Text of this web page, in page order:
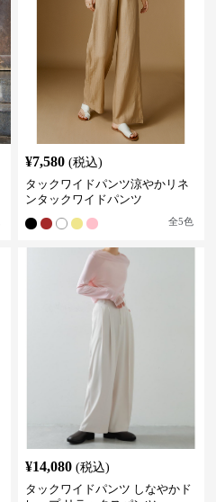
¥7,580 (税込)
タックワイドパンツ涼やかリネ
ンタックワイドパンツ
全5色
¥14,080 (税込)
タックワイドパンツ しなやかド